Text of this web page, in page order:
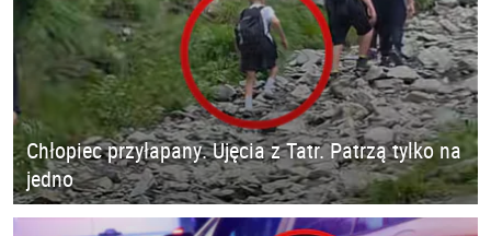
Chłopiec przyłapany. Ujęcia z Tatr. Patrzą tylko na
jedno